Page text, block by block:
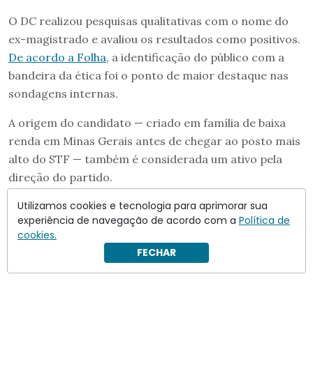
O DC realizou pesquisas qualitativas com o nome do
ex-magistrado e avaliou os resultados como positivos.
De acordo a Folha, a identificação do público com a
bandeira da ética foi o ponto de maior destaque nas
sondagens internas.
A origem do candidato — criado em família de baixa
renda em Minas Gerais antes de chegar ao posto mais
alto do STF — também é considerada um ativo pela
direção do partido.
Utilizamos cookies e tecnologia para aprimorar sua
experiência de navegação de acordo com a Política de
cookies.
FECHAR